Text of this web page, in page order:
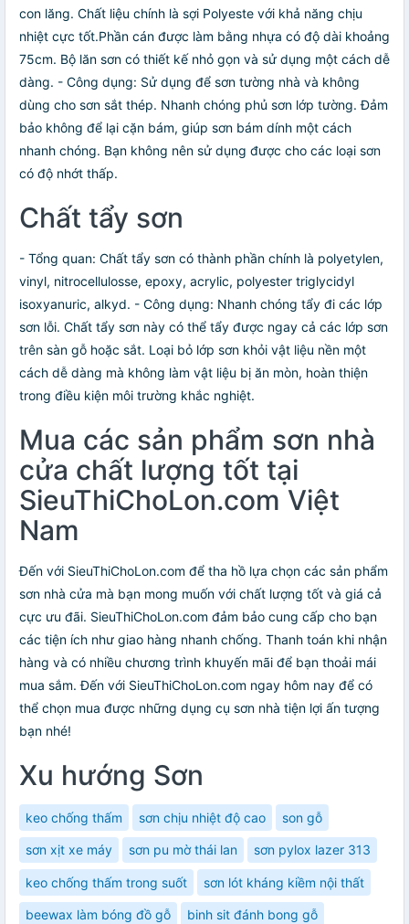
con lăng. Chất liệu chính là sợi Polyeste với khả năng chịu
nhiệt cực tốt.Phần cán được làm bằng nhựa có độ dài khoảng
75cm. Bộ lăn sơn có thiết kế nhỏ gọn và sử dụng một cách dễ
dàng. - Công dụng: Sử dụng để sơn tường nhà và không
dùng cho sơn sắt thép. Nhanh chóng phủ sơn lớp tường. Đảm
bảo không để lại cặn bám, giúp sơn bám dính một cách
nhanh chóng. Bạn không nên sử dụng được cho các loại sơn
có độ nhớt thấp.
Chất tẩy sơn
- Tổng quan: Chất tẩy sơn có thành phần chính là polyetylen,
vinyl, nitrocellulosse, epoxy, acrylic, polyester triglycidyl
isoxyanuric, alkyd. - Công dụng: Nhanh chóng tẩy đi các lớp
sơn lỗi. Chất tẩy sơn này có thể tẩy được ngay cả các lớp sơn
trên sàn gỗ hoặc sắt. Loại bỏ lớp sơn khỏi vật liệu nền một
cách dễ dàng mà không làm vật liệu bị ăn mòn, hoàn thiện
trong điều kiện môi trường khắc nghiệt.
Mua các sản phẩm sơn nhà
cửa chất lượng tốt tại
SieuThiChoLon.com Việt
Nam
Đến với SieuThiChoLon.com để tha hồ lựa chọn các sản phẩm
sơn nhà cửa mà bạn mong muốn với chất lượng tốt và giá cả
cực ưu đãi. SieuThiChoLon.com đảm bảo cung cấp cho bạn
các tiện ích như giao hàng nhanh chống. Thanh toán khi nhận
hàng và có nhiều chương trình khuyến mãi để bạn thoải mái
mua sắm. Đến với SieuThiChoLon.com ngay hôm nay để có
thể chọn mua được những dụng cụ sơn nhà tiện lợi ấn tượng
bạn nhé!
Xu hướng Sơn
keo chống thấm sơn chịu nhiệt độ cao son gỗ
sơn xịt xe máy sơn pu mờ thái lan sơn pylox lazer 313
keo chống thấm trong suốt sơn lót kháng kiềm nội thất
beewax làm bóng đồ gỗ binh sit đánh bong gỗ